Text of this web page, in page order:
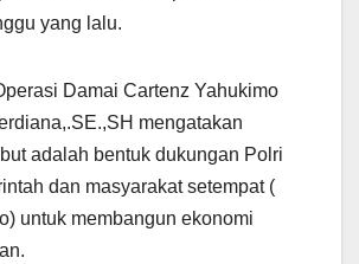
yang lalu.
Damai Cartenz Yahukimo
mengatakan
adalah bentuk dukungan Polri
dan masyarakat setempat (
untuk membangun ekonomi